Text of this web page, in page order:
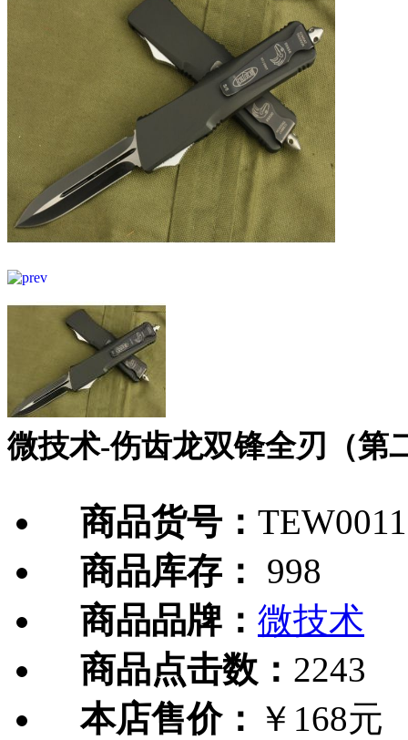
微技术-伤齿龙双锋全刃（第
商品货号：
商品库存：
998
商品品牌： 微技术
商品点击数： 2243
本店售价： ￥168元